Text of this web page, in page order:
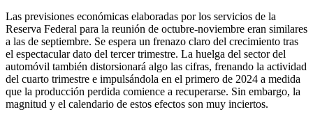
Las previsiones económicas elaboradas por los servicios de la
Reserva Federal para la reunión de octubre-noviembre eran similares
a las de septiembre. Se espera un frenazo claro del crecimiento tras
el espectacular dato del tercer trimestre. La huelga del sector del
automóvil también distorsionará algo las cifras, frenando la actividad
del cuarto trimestre e impulsándola en el primero de 2024 a medida
que la producción perdida comience a recuperarse. Sin embargo, la
magnitud y el calendario de estos efectos son muy inciertos.